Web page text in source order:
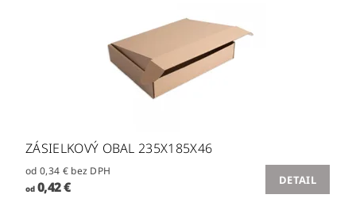
ZÁSIELKOVÝ OBAL 235X185X46
od 0,34 € bez DPH
od0,42 € DETAIL